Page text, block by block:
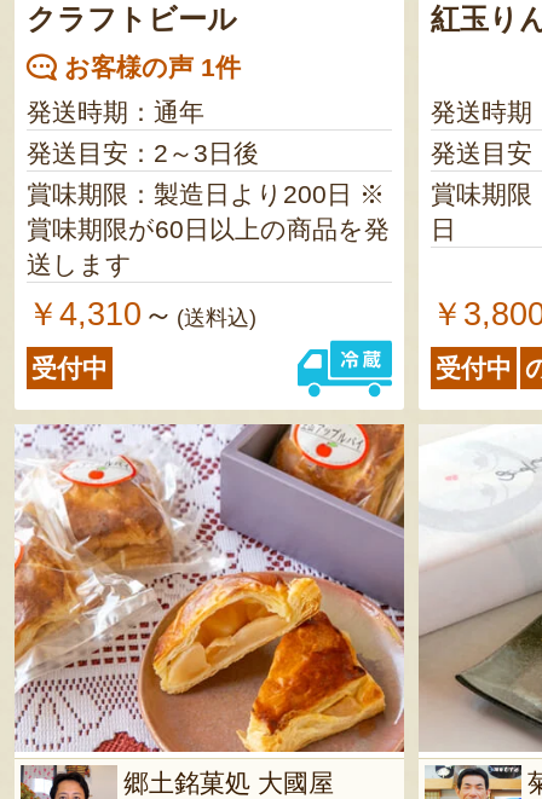
クラフトビール
お客様の声 1件
発送時期：通年
発送目安：2～3日後
賞味期限：製造日より200日 ※
賞味期限が60日以上の商品を発
送します
￥4,310 ～ (送料込)
受付中
紅玉り
発送時期
発送目安
賞味期限
日
￥
受付中
郷土銘菓処 大國屋